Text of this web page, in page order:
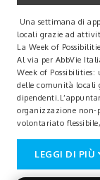
Una settimana di
locali grazie ad
La Week of
Al via per AbbVie
Week of
delle comunità locali
organizzazione non-
volontariato
stabilimento
Roma, grazie a
LEGGI DI PIÙ